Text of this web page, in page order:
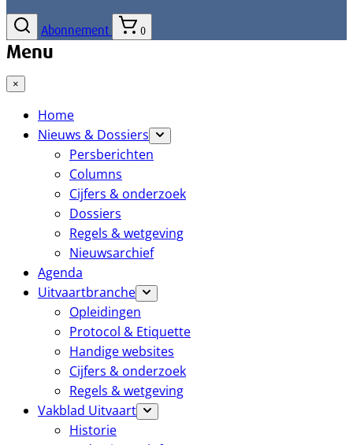
Abonnement 0
Menu
×
Home
Nieuws & Dossiers
Persberichten
Columns
Cijfers & onderzoek
Dossiers
Regels & wetgeving
Nieuwsarchief
Agenda
Uitvaartbranche
Opleidingen
Protocol & Etiquette
Handige websites
Cijfers & onderzoek
Regels & wetgeving
Vakblad Uitvaart
Historie